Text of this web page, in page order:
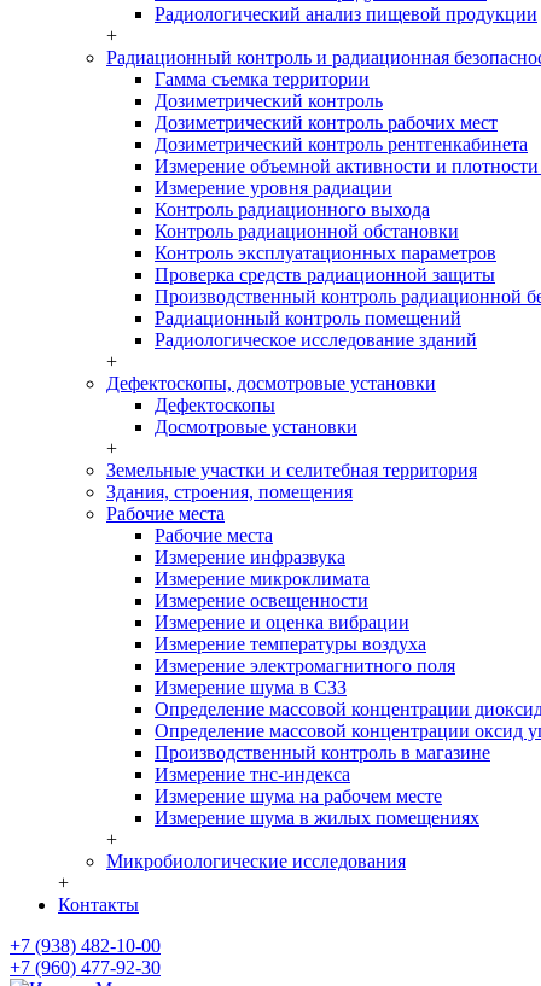
Радиологический анализ пищевой продукции
+
Радиационный контроль и радиационная
Гамма съемка территории
Дозиметрический контроль
Дозиметрический контроль рабочих мест
Дозиметрический контроль рентгенкабинета
Измерение объемной активности и
Измерение уровня радиации
Контроль радиационного выхода
Контроль радиационной обстановки
Контроль эксплуатационных параметров
Проверка средств радиационной защиты
Производственный контроль радиационной
Радиационный контроль помещений
Радиологическое исследование зданий
+
Дефектоскопы, досмотровые установки
Дефектоскопы
Досмотровые установки
+
Земельные участки и селитебная территория
Здания, строения, помещения
Рабочие места
Рабочие места
Измерение инфразвука
Измерение микроклимата
Измерение освещенности
Измерение и оценка вибрации
Измерение температуры воздуха
Измерение электромагнитного поля
Измерение шума в СЗЗ
Определение массовой концентрации
Определение массовой концентрации оксид
Производственный контроль в магазине
Измерение тнс-индекса
Измерение шума на рабочем месте
Измерение шума в жилых помещениях
+
Микробиологические исследования
+
Контакты
+7 (938) 482-10-00
+7 (960) 477-92-30